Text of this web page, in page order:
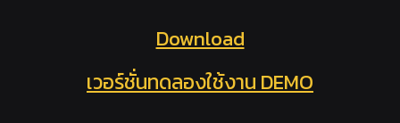
Download
เวอร์ชั่นทดลองใช้งาน DEMO